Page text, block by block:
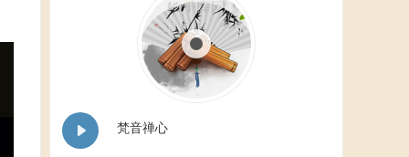
梵音禅心